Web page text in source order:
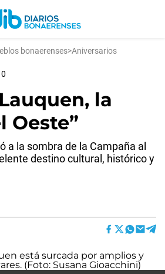
bonaerenses>Aniversarios
la
Oeste”
a la sombra de la Campaña al
destino cultural, histórico y